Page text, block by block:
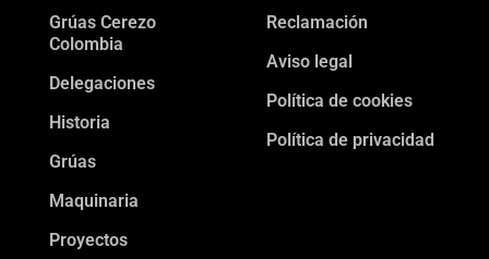
Grúas Cerezo
Colombia
Delegaciones
Historia
Grúas
Maquinaria
Proyectos
Reclamación
Aviso legal
Política de cookies
Política de privacidad